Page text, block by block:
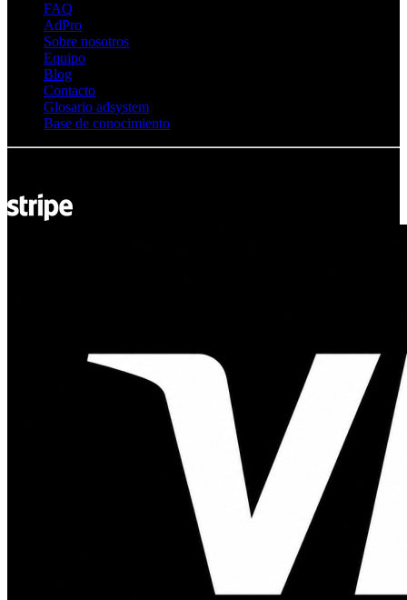
FAQ
AdPro
Sobre nosotros
Equipo
Blog
Contacto
Glosario adsystem
Base de conocimiento